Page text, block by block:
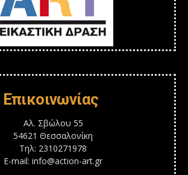
Επικοινωνίας
Αλ. Σβώλου 55
54621 Θεσσαλονίκη
Τηλ: 2310271978
E-mail: info@action-art.gr